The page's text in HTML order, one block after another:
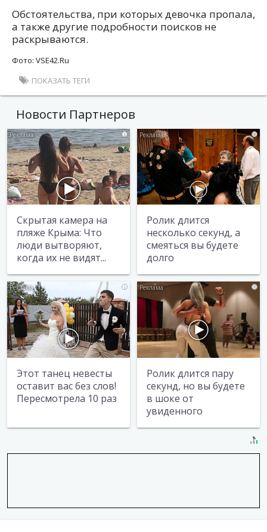
Обстоятельства, при которых девочка пропала,
а также другие подробности поисков не
раскрываются.
Фото: VSE42.Ru
ПОКАЗАТЬ ТЕГИ
Новости Партнеров
i
Скрытая камера на
пляже Крыма: Что
люди вытворяют,
когда их не видят...
i
Ролик длится
несколько секунд, а
смеяться вы будете
долго
i
Этот танец невесты
оставит вас без слов!
Пересмотрела 10 раз
i
Ролик длится пару
секунд, но вы будете
в шоке от
увиденного